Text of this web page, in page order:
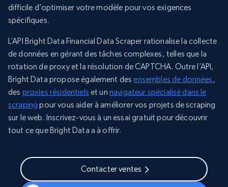
difficile d’optimiser votre modèle pour vos exigences
spécifiques.
L’API Bright Data Financial Data Scraper rationalise la collecte
de données en gérant des tâches complexes, telles que la
rotation de proxy et la résolution de CAPTCHA. Outre l’API,
Bright Data propose également desensembles de données ,
des proxies résidentiels et un navigateur spécialisé dans le
scraping pour vous aider à améliorer vos projets de scraping
sur le web. Inscrivez-vous à un essai gratuit pour découvrir
tout ce que Bright Data a à offrir.
Contacter ventes